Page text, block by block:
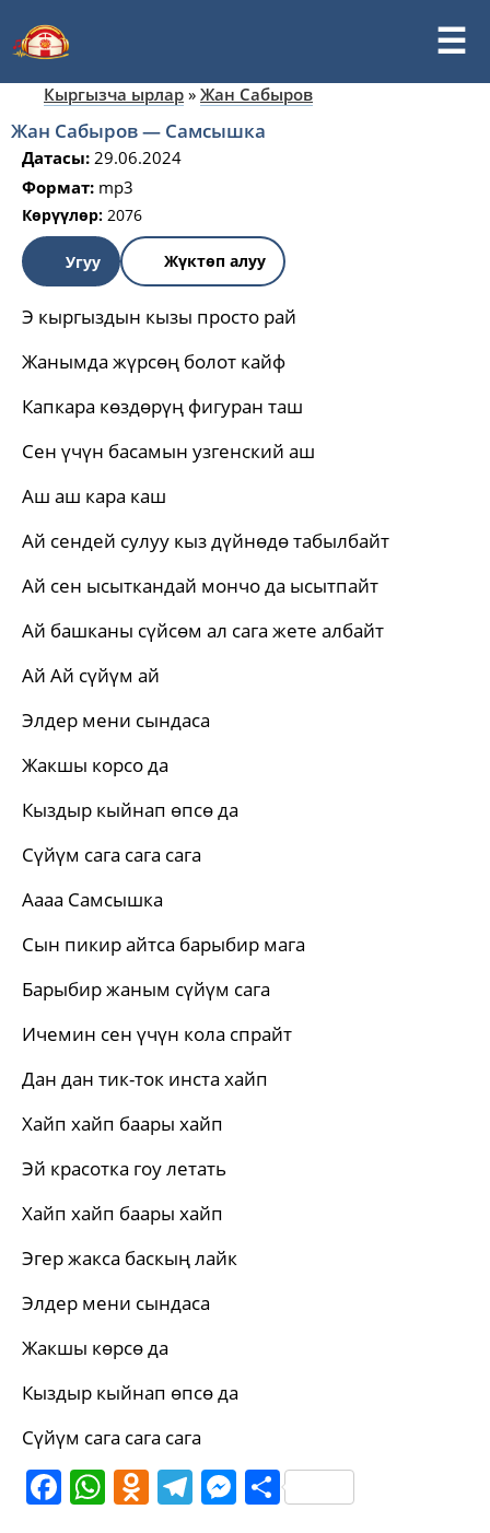
Кыргызча ырлар » Жан Сабыров
Жан Сабыров — Самсышка
Датасы: 29.06.2024
Формат: mp3
Көрүүлөр: 2076
Угуу Жүктөп алуу
Э кыргыздын кызы просто рай
Жанымда жүрсөң болот кайф
Капкара көздөрүң фигуран таш
Сен үчүн басамын узгенский аш
Аш аш кара каш
Ай сендей сулуу кыз дүйнөдө табылбайт
Ай сен ысыткандай мончо да ысытпайт
Ай башканы сүйсөм ал сага жете албайт
Ай Ай сүйүм ай
Элдер мени сындаса
Жакшы корсо да
Кыздыр кыйнап өпсө да
Сүйүм сага сага сага
Аааа Самсышка
Сын пикир айтса барыбир мага
Барыбир жаным сүйүм сага
Ичемин сен үчүн кола спрайт
Дан дан тик-ток инста хайп
Хайп хайп баары хайп
Эй красотка гоу летать
Хайп хайп баары хайп
Эгер жакса баскың лайк
Элдер мени сындаса
Жакшы көрсө да
Кыздыр кыйнап өпсө да
Сүйүм сага сага сага
Facebook
WhatsApp
Odnoklassniki
Telegram
Messenger
Share